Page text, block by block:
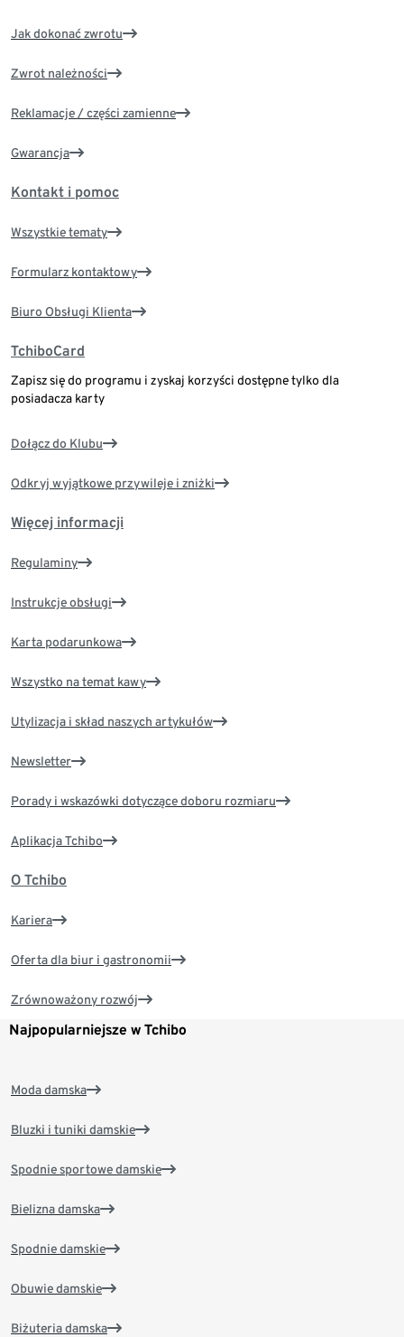
Jak dokonać zwrotu
Zwrot należności
Reklamacje / części zamienne
Gwarancja
Kontakt i pomoc
Wszystkie tematy
Formularz kontaktowy
Biuro Obsługi Klienta
TchiboCard
Zapisz się do programu i zyskaj korzyści dostępne tylko dla
posiadacza karty
Dołącz do Klubu
Odkryj wyjątkowe przywileje i zniżki
Więcej informacji
Regulaminy
Instrukcje obsługi
Karta podarunkowa
Wszystko na temat kawy
Utylizacja i skład naszych artykułów
Newsletter
Porady i wskazówki dotyczące doboru rozmiaru
Aplikacja Tchibo
O Tchibo
Kariera
Oferta dla biur i gastronomii
Zrównoważony rozwój
Najpopularniejsze w Tchibo
Moda damska
Bluzki i tuniki damskie
Spodnie sportowe damskie
Bielizna damska
Spodnie damskie
Obuwie damskie
Biżuteria damska